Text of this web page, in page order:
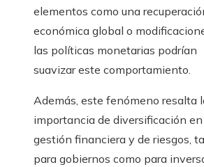
elementos como una
económica global o
las políticas monetarias podrían
suavizar este comportamiento.
Además, este fenómeno resalta
importancia de diversificación
gestión financiera y de riesgos,
para gobiernos como para